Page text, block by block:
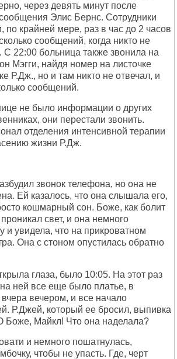
через девять минут после
Элис Бернс. Сотрудники
по крайней мере, раз в час до 2 часов
сообщений, когда никто не
С 22:00 больница также звонила на
Мэгги, найдя номер на листочке
Р.Дж., но и там никто не отвечал, и
сообщений.
не было информации о других
они перестали звонить.
отделения интенсивной терапии
жизни Р.Дж.
звонок телефона, но она не
Ей казалось, что она слышала его,
кошмарный сон. Боже, как болит
свет, и она немного
и увидела, что на прикроватном
Она с стоном опустилась обратно
глаза, было 10:05. На этот раз
ней все еще было платье, в
вечером, и все начало
Р.Джей, который ее бросил, выпивка
Боже, Майкл! Что она наделала?
и немного пошатнулась,
чтобы не упасть. Где, черт